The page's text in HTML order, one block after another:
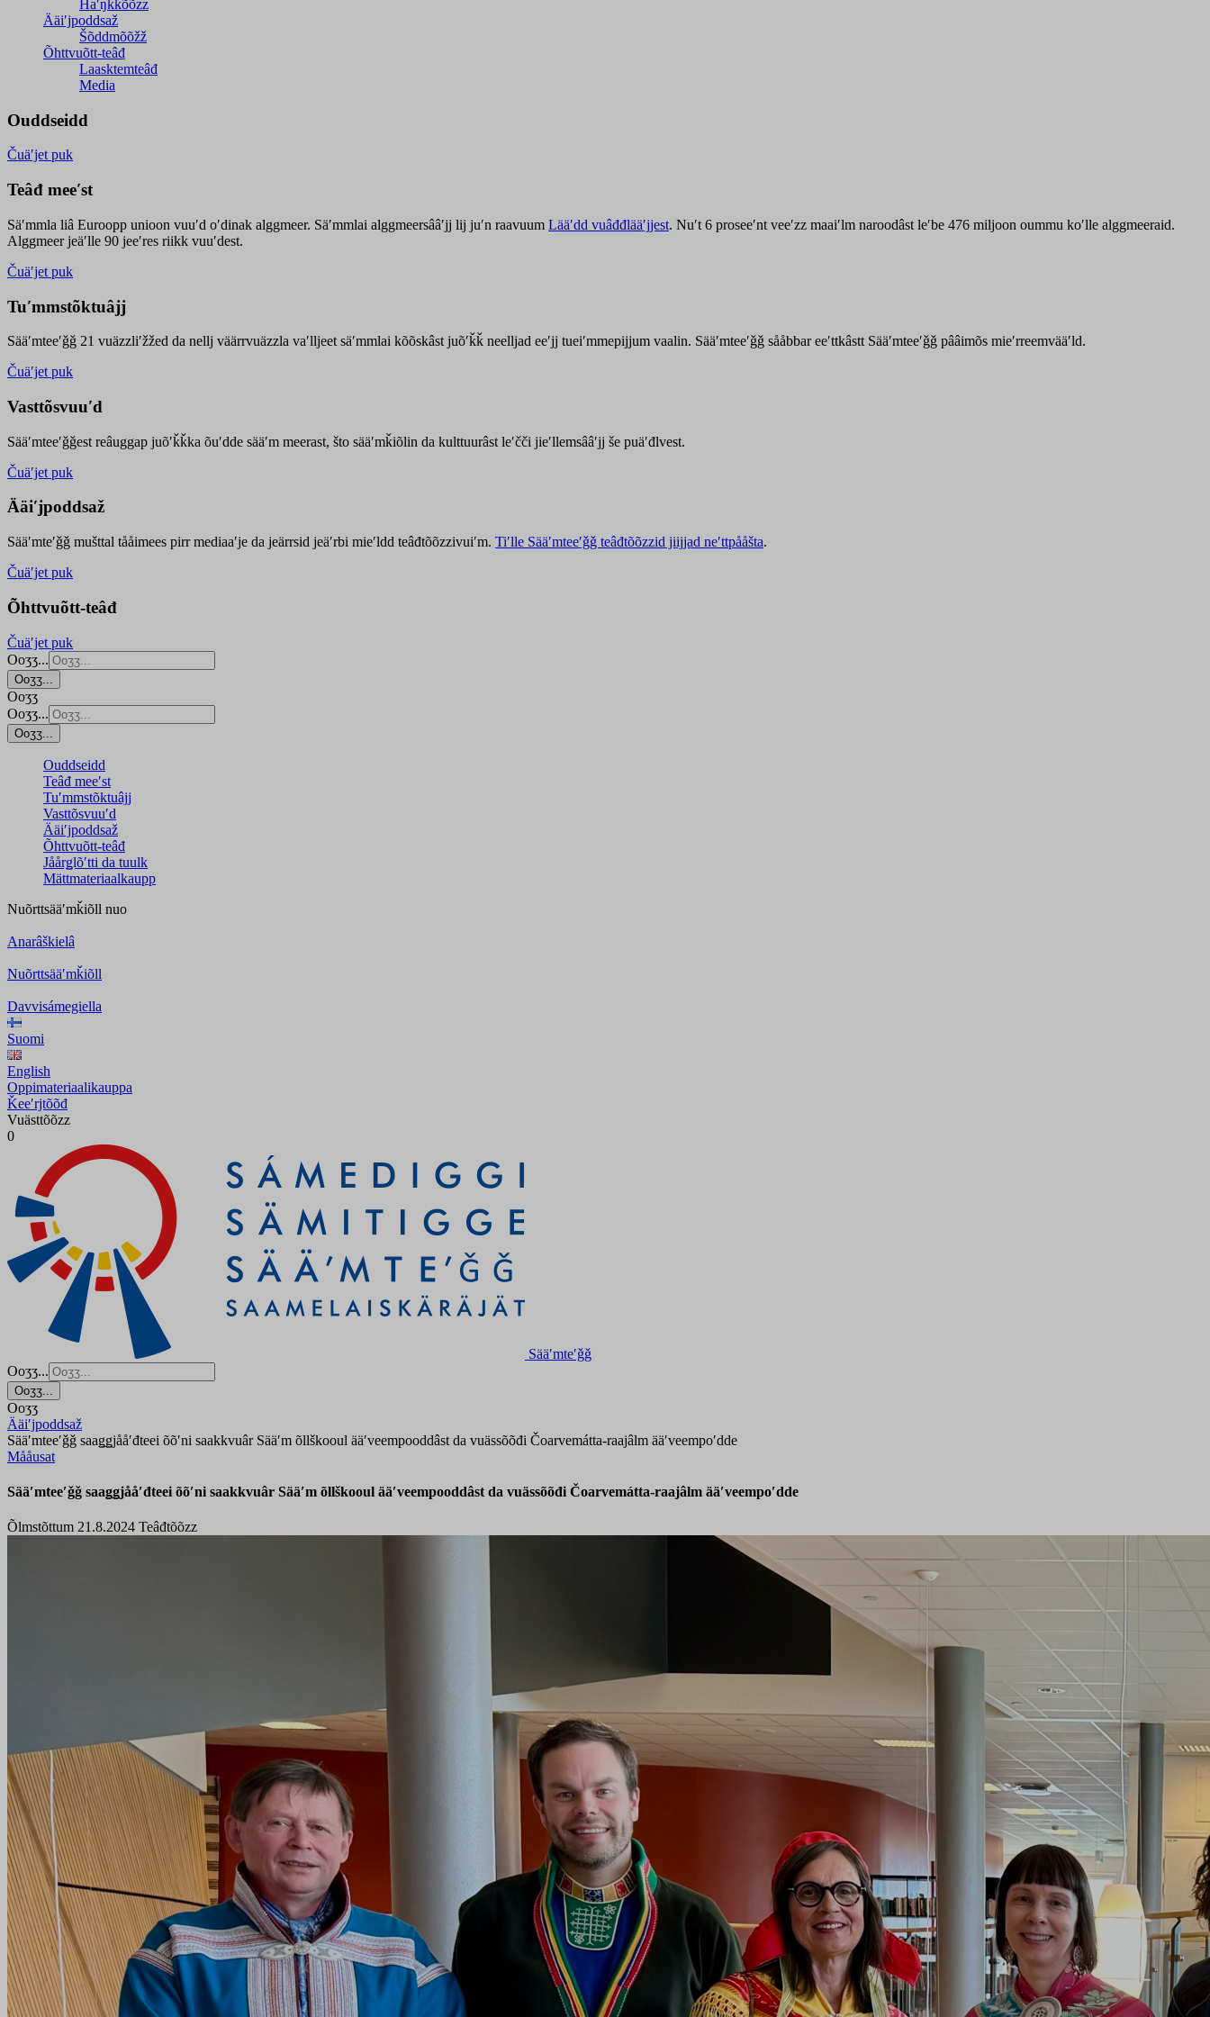
Haʹŋǩǩõõzz
Ääiʹjpoddsaž
Šõddmõõžž
Õhttvuõtt-teâđ
Laasktemteâđ
Media
Ouddseidd
Čuäʹjet puk
Teâđ meeʹst
Säʹmmla liâ Euroopp unioon vuuʹd oʹdinak alggmeer. Säʹmmlai alggmeersââʹjj lij juʹn raavuum Lääʹdd vuâđđlääʹjjest. Nuʹt 6 proseeʹnt veeʹzz maaiʹlm naroodâst leʹbe 476 miljoon oummu koʹlle alggmeeraid.
Alggmeer jeäʹlle 90 jeeʹres riikk vuuʹdest.
Čuäʹjet puk
Tuʹmmstõktuâjj
Sääʹmteeʹǧǧ 21 vuäzzliʹžžed da nellj väärrvuäzzla vaʹlljeet säʹmmlai kõõskâst juõʹǩǩ neelljad eeʹjj tueiʹmmepijjum vaalin. Sääʹmteeʹǧǧ sååbbar eeʹttkâstt Sääʹmteeʹǧǧ pââimõs mieʹrreemvääʹld.
Čuäʹjet puk
Vasttõsvuuʹd
Sääʹmteeʹǧǧest reâuggap juõʹǩǩka õuʹdde sääʹm meerast, što sääʹmǩiõlin da kulttuurâst leʹčči jieʹllemsââʹjj še puäʹđlvest.
Čuäʹjet puk
Ääiʹjpoddsaž
Sääʹmteʹǧǧ mušttal tååimees pirr mediaaʹje da jeärrsid jeäʹrbi mieʹldd teâđtõõzzivuiʹm. Tiʹlle Sääʹmteeʹǧǧ teâđtõõzzid jiijjad neʹttpååšta.
Čuäʹjet puk
Õhttvuõtt-teâđ
Čuäʹjet puk
Ooʒʒ...
Ooʒʒ...
Ooʒʒ
Ooʒʒ...
Ooʒʒ...
Ouddseidd
Teâđ meeʹst
Tuʹmmstõktuâjj
Vasttõsvuuʹd
Ääiʹjpoddsaž
Õhttvuõtt-teâđ
Jåårǥlõʹtti da tuulk
Mättmateriaalkaupp
Nuõrttsääʹmǩiõll nuo
Anarâškielâ
Nuõrttsääʹmǩiõll
Davvisámegiella
Suomi
English
Oppimateriaalikauppa
Ǩeeʹrjtõõđ
Vuästtõõzz
0
Sääʹmteʹǧǧ
Ooʒʒ...
Ooʒʒ...
Ooʒʒ
Ääiʹjpoddsaž
Sääʹmteeʹǧǧ saaǥǥjååʹđteei õõʹni saakkvuâr Sääʹm õllškooul ääʹveempooddâst da vuässõõđi Čoarvemátta-raajâlm ääʹveempoʹdde
Mååusat
Sääʹmteeʹǧǧ saaǥǥjååʹđteei õõʹni saakkvuâr Sääʹm õllškooul ääʹveempooddâst da vuässõõđi Čoarvemátta-raajâlm ääʹveempoʹdde
Õlmstõttum 21.8.2024 Teâđtõõzz